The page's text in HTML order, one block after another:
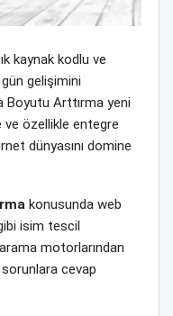
kaynak kodlu ve
gelişimini
Boyutu Arttırma yeni
ve özellikle entegre
dünyasını domine
konusunda web
isim tescil
motorlarından
cevap